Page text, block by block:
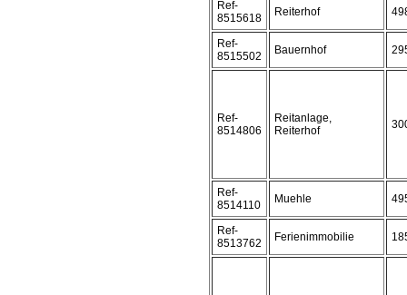
Ref-
8515618
Reiterhof
Ref-
8515502
Bauernhof
Ref-
8514806
Reitanlage,
Reiterhof
Ref-
8514110
Muehle
Ref-
8513762
Ferienimmobilie